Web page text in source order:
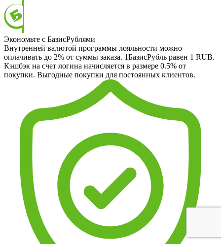
Экономьте с БазисРублями
Внутренней валютой программы лояльности можно
оплачивать до 2% от суммы заказа. 1БазисРубль равен 1 RUB.
Кэшбэк на счет логина начисляется в размере 0.5% от
покупки. Выгодные покупки для постоянных клиентов.